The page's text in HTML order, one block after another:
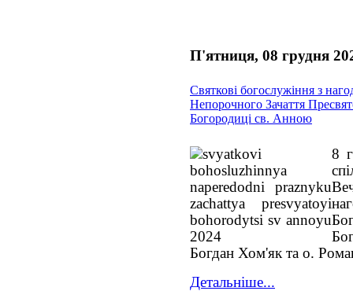
П'ятниця, 08 грудня
Святкові богослужіння з
Непорочного Зачаття
Богородиці св. Анною
8
Богдан Хом'як та о.
Детальніше...